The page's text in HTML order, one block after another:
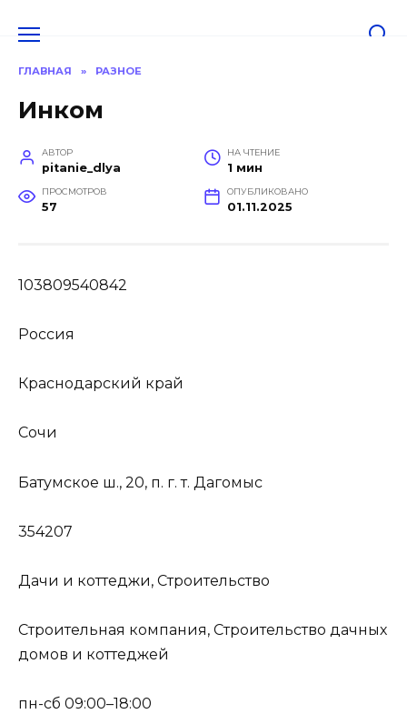
ГЛАВНАЯ » РАЗНОЕ
Инком
АВТОР
pitanie_dlya
НА ЧТЕНИЕ
1 мин
ПРОСМОТРОВ
57
ОПУБЛИКОВАНО
01.11.2025
103809540842
Россия
Краснодарский край
Сочи
Батумское ш., 20, п. г. т. Дагомыс
354207
Дачи и коттеджи, Строительство
Строительная компания, Строительство дачных
домов и коттеджей
пн-сб 09:00–18:00